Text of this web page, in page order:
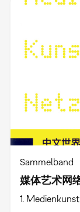
Sammelband
媒体艺术网
1.